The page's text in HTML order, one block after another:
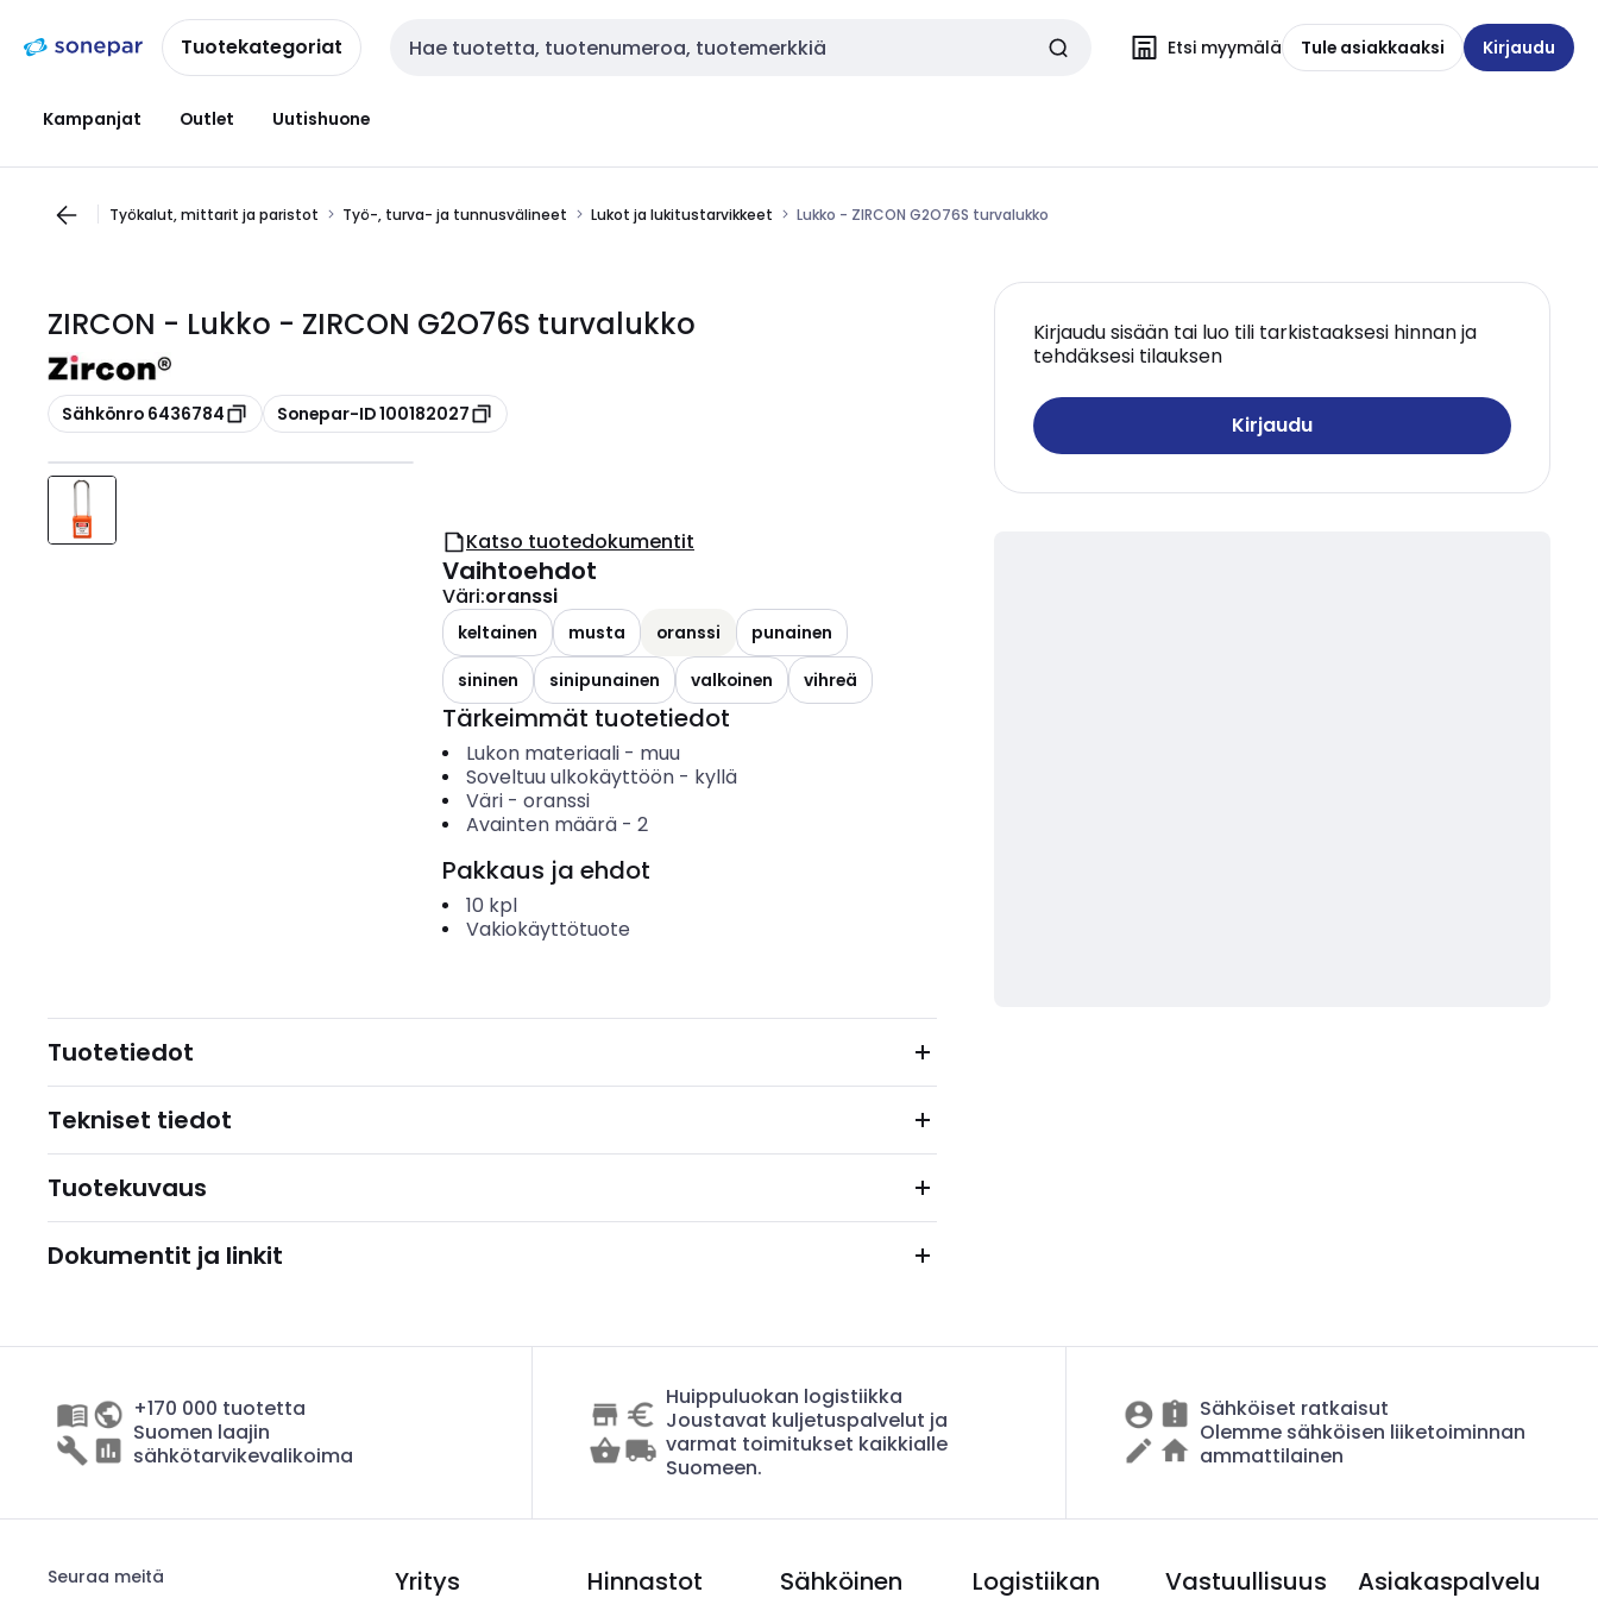
navigointiinsisältöönTuotekategoriat Haku Etsi myymälä Tule asiakkaaksi Kirjaudu
Kampanjat Outlet Uutishuone
Työkalut, mittarit ja paristot Työ-, turva- ja tunnusvälineet Lukot ja lukitustarvikkeet Lukko - ZIRCON G2O76S turvalukko
ZIRCON - Lukko - ZIRCON G2O76S turvalukko
Kopioi
Sähkönro 6436784 Kopioi
Sonepar-ID 100182027
Kirjaudu sisään tai luo tili tarkistaaksesi hinnan ja
tehdäksesi tilauksen
Kirjaudu
Katso tuotedokumentit
Vaihtoehdot
Väri:oranssi
keltainen musta oranssi
punainen
sininen
sinipunainen valkoinen vihreä
Tärkeimmät tuotetiedot
Lukon materiaali- muu
Soveltuu ulkokäyttöön- kyllä
Väri- oranssi
Avainten määrä- 2
Pakkaus ja ehdot
10 kpl
Vakiokäyttötuote
Tuotetiedot
Tekniset tiedot
Tuotekuvaus
Dokumentit ja linkit
+170 000 tuotetta
Suomen laajin
sähkötarvikevalikoima
Huippuluokan logistiikka
Joustavat kuljetuspalvelut ja
varmat toimitukset kaikkialle
Suomeen.
Sähköiset ratkaisut
Olemme sähköisen liiketoiminnan
ammattilainen
Seuraa meitä Yritys Hinnastot
Sähköinen
Logistiikan
Vastuullisuus Asiakaspalvelu